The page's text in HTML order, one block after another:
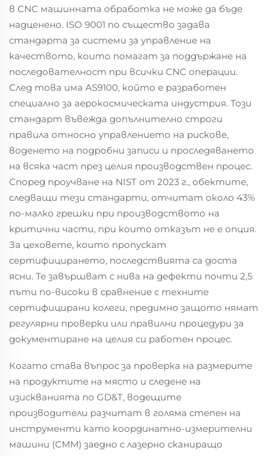
в CNC машинната обработка не може да бъде
надценено. ISO 9001 по същество задава
стандарта за системи за управление на
качеството, които помагат за поддържане на
последователност при всички CNC операции.
След това има AS9100, който е разработен
специално за аерокосмическата индустрия. Този
стандарт въвежда допълнително строги
правила относно управлението на рискове,
воденето на подробни записи и проследяването
на всяка част през целия производствен процес.
Според проучване на NIST от 2023 г., обектите,
следващи тези стандарти, отчитат около 43%
по-малко грешки при производството на
критични части, при които отказът не е опция.
За цеховете, които пропускат
сертифицирането, последствията са доста
ясни. Те завършват с нива на дефекти почти 2,5
пъти по-високи в сравнение с техните
сертифицирани колеги, предимно защото нямат
регулярни проверки или правилни процедури за
документиране на целия си работен процес.
Когато става въпрос за проверка на размерите
на продуктите на място и следене на
изискванията по GD&T, водещите
производители разчитат в голяма степен на
инструменти като координатно-измерителни
машини (CMM) заедно с лазерно сканиращо